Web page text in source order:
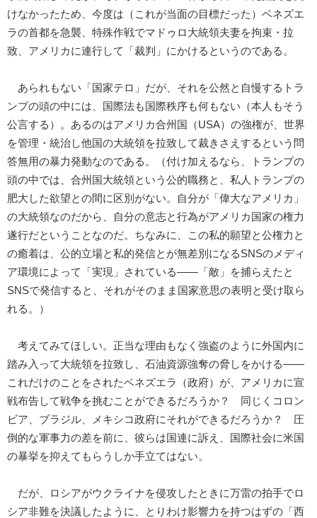
けなかったため、今度は（これが当面の目標だった）ベネズエ
ラの首都を急襲、特殊作戦でマドゥロ大統領夫妻を拘束・拉
致、アメリカに連行して「裁判」にかけるというのである。
あられもない「国家テロ」だが、それを公然と自慢するトラ
ンプの頭の中には、国際法も国際秩序も何もない（本人もそう
公言する）。あるのはアメリカ合州国（USA）の強権が、世界
を管理・統治し他国の大統領を拉致して裁きさえするという問
答無用の暴力発動なのである。（付け加えるなら、トランプの
頭の中では、合州国大統領という公的職務と、私人トランプの
肥大した欲望との間に区別がない。自分が「偉大なアメリカ」
の大統領なのだから、自分の意志と行為がアメリカ国家の権力
遂行だということなのだ。ちなみに、この私的願望と公権力と
の癒着は、公的立場と私的発信とが無差別になるSNSのメディ
ア環境によって「実現」されている――「敵」を捕らえたと
SNSで発信すると、それがそのまま国家意思の表明と受け取ら
れる。）
考えてみてほしい。正当な理由もなく強盗のように外国内に
踏み入って大統領を拉致し、石油資源強奪の脅しをかける――
これだけのことをされたベネズエラ（政府）が、アメリカに宣
戦布告して戦争を挑むことができるだろうか？ 同じくコロン
ビア、ブラジル、メキシコ政府にそれができるだろうか？ 圧
倒的な軍事力の差を前に、彼らは国連に訴え、国際社会に米国
の暴挙を抑えてもらうしか手立てはない。
だが、ロシアがウクライナを侵攻したときに万雷の拍手でロ
シア非難を決議したように、とりわけ影響力を持つはずの「西